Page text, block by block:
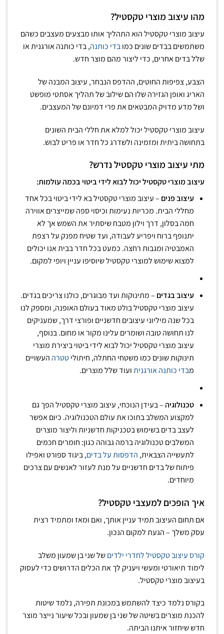
מהו עיצוב מוצרי טקסטיל?
עיצוב מוצרי טקסטיל הוא התהליך אותו מבצעים מעצבים כשהם
משתמשים בבדים שונים כמובדי כותנה, בדי כותנה אורגנית או
שלל בדים אחרים, כדי ליצור מהם מוצר חדש.
הצבע, צפיפות החוטים, ההדפס הנבחר, עיצוב המבנה של
האריג ואופן הגזירה שלו הם שילוב של תהליך אסתטי מופשט
ושל מדע מדויק המבטאים את פרי דמיונם של המעצבים.
עיצוב מוצרי טקסטיל יכול למלא את חללי הבית השונים
בתחושה ביתית ומזמינה ולשדרג כל חדר או פריט לבוש.
מתי עיצוב מוצרי טקסטיל נדרש?
עיצוב מוצרי טקסטיל יכול לבוא לידי ביטוי בכמה עולמות:
עיצוב פנים – עיצוב מוצרי טקסטיל בא לידי ביטוי בכל אחד
מחללי הבית. מכריות נעימות וכיסוי ספה שמייצרים אווירה
חמה בסלון, דרך וילון מטבח שיסתיר את השמש אך לא
יתנופף ברוח ויפריע לעבודה, ועד שטיח מפנק על רצפת
האמבטיה ומגבות רחצה. כמעט בכל חדר בבית אנו יכולים
למצוא שימוש למוצרי טקסטיל שיוסיפו עניין ויופי למקום.
עיצוב בגדים – מתינוקות ועד מבוגרים, כולנו צריכים בגדים.
עיצוב מוצרי טקסטיל בולט מאוד בעולם האופנה, ומספק לנו
בכל שנה מיליוני עיצובים חדשניים ופורצי דרך, שמעניקים
לנו תחושה טובה ושומרים עלינו מקור או מחום. בנוסף,
עיצוב מוצרי טקסטיל יכול לבוא לידי ביטוי ביצירת מוצרי
תינוקות שונים כמו משטחי החתלה, חיתוליטטרה העשויים
מבדי כותנה אורגניתועוד שלל מוצרים.
טכנולוגיה– בעידן הנוכחי, עיצוב מוצרי טקסטיל הפך גם
למקצוע המשלב בתוכו את עולם הטכנולוגיה. כיום אפשר
לעצב בדים בשימוש בטכניקות חדשניות וליצור מוצרים
המשלבים טכנולוגיה ברמה גבוהה כגון: חומרים חכמים
לתעשייה הצבאית, הדפסות על בדים, ביגוד ספורט ואפילו
פיתוח של בדים חדשניים על מנת לעזור לאנשים עם צרכים
מיוחדים.
איך הופכים למעצבי טקסטיל?
אם תחום העיצוב תמיד עניין אותך, ואם ומאז ומתמיד רצית
עסק משלך – הגעת למקום הנכון.
קורס עיצוב טקסטיל לחדרי ילדיםשל שני בן שמעון משלב
לימוד תיאורטי ומעשי ויעניק לך את הכלים הדרושים כדי לעסוק
בעיצוב מוצרי טקסטיל.
בקורס נלמד כיצד להשתמש במכונת תפירה, נלמד שיטות
להכנת מוצרים בשיטה של שני בן שמעון ובכל שיעור נייצר מוצר
חדש שיחזור איתנו הביתה.